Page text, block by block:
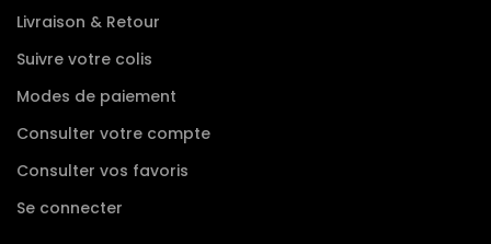
Livraison & Retour
Suivre votre colis
Modes de paiement
Consulter votre compte
Consulter vos favoris
Se connecter